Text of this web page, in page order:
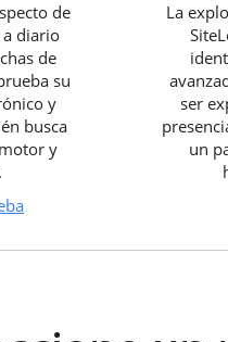
de
diario
de
su
y
busca
y
La
ser
un